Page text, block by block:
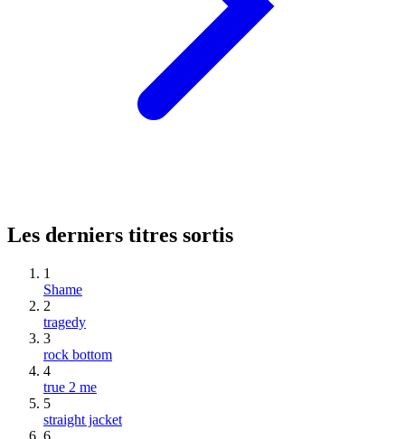
Les derniers titres sortis
1
Shame
2
tragedy
3
rock bottom
4
true 2 me
5
straight jacket
6